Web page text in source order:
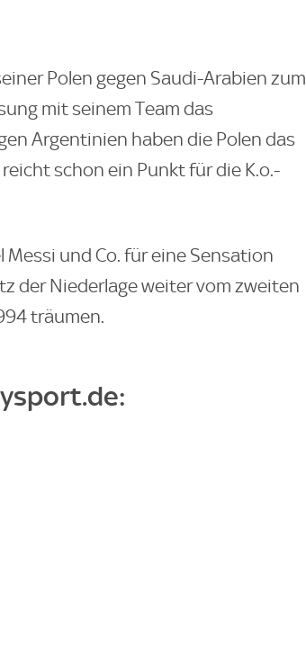
Polen gegen Saudi-Arabien zum
mit seinem Team das
Argentinien haben die Polen das
schon ein Punkt für die K.o.-
und Co. für eine Sensation
der Niederlage weiter vom zweiten
träumen.